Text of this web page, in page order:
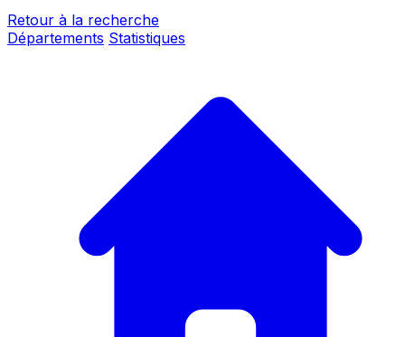
Retour à la recherche
Départements Statistiques